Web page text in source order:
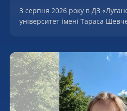
3 серпня 2026 року в ДЗ
університет імені Тараса
Артура Вікторовича на тему
фасилітаційної
соціального працівника в
підготовки» за спеціальністю
робота.